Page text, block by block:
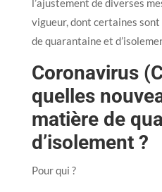
l’ajustement de diverses
vigueur, dont certaines
de quarantaine et
Coronavirus
quelles
matière de
d’isolement ?
Pour qui ?